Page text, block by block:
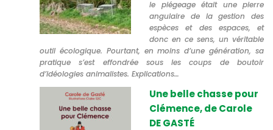
le piégeage était une pierre
angulaire de la gestion des
espèces et des espaces, et
donc en ce sens, un véritable
outil écologique. Pourtant, en moins d’une génération, sa
pratique s’est effondrée sous les coups de boutoir
d’idéologies animalistes. Explications…
Une belle chasse pour
Clémence, de Carole
DE GASTÉ